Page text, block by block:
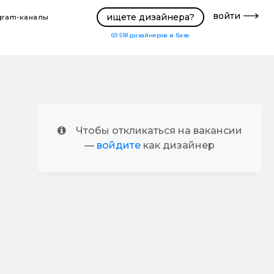
каналы ищете дизайнера?
69 518 дизайнеров в базе
войти
Чтобы откликаться на вакансии
— войдите как дизайнер